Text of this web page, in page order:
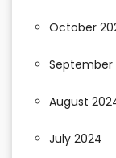
October
September
August
July 2024